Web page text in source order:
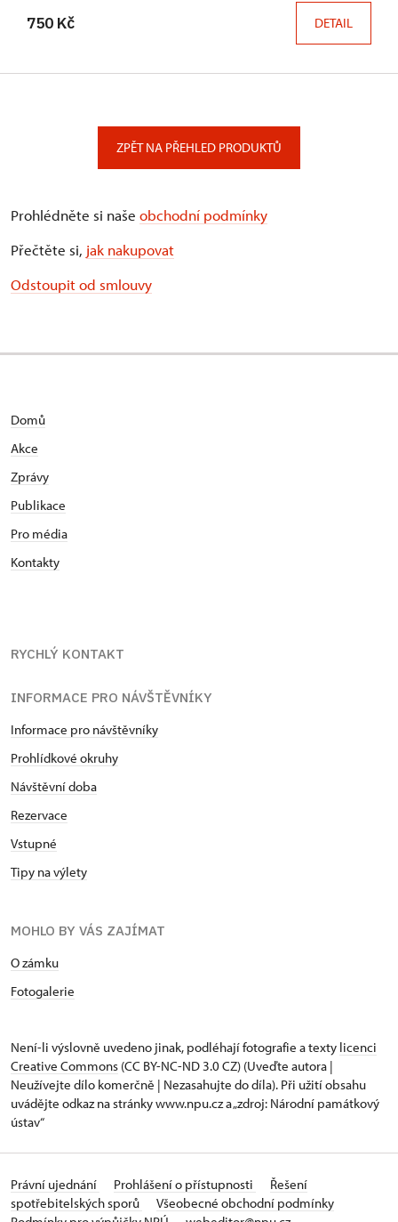
750 Kč DETAIL
ZPĚT NA PŘEHLED PRODUKTŮ
Prohlédněte si naše obchodní podmínky
Přečtěte si, jak nakupovat
Odstoupit od smlouvy
Domů
Akce
Zprávy
Publikace
Pro média
Kontakty
RYCHLÝ KONTAKT
INFORMACE PRO NÁVŠTĚVNÍKY
Informace pro návštěvníky
Prohlídkové okruhy
Návštěvní doba
Rezervace
Vstupné
Tipy na výlety
MOHLO BY VÁS ZAJÍMAT
O zámku
Fotogalerie
Není-li výslovně uvedeno jinak, podléhají fotografie a texty licenci
Creative Commons (CC BY-NC-ND 3.0 CZ) (Uveďte autora |
Neužívejte dílo komerčně | Nezasahujte do díla). Při užití obsahu
uvádějte odkaz na stránky www.npu.cz a „zdroj: Národní památkový
ústav“
Právní ujednání Prohlášení o přístupnosti
Řešení
spotřebitelských sporů
Všeobecné obchodní podmínky